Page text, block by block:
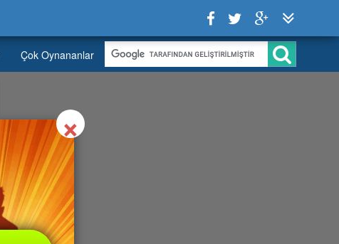
Çok Oynananlar
×Close